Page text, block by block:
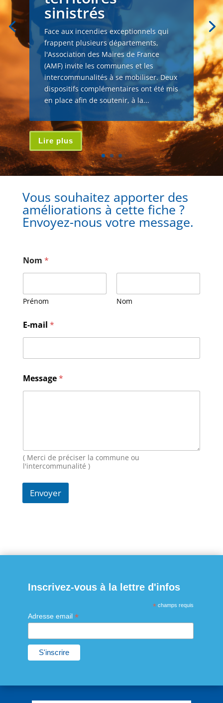
sinistrés
Face aux incendies exceptionnels qui
frappent plusieurs départements,
l'Association des Maires de France
(AMF) invite les communes et les
intercommunalités à se mobiliser. Deux
dispositifs complémentaires ont été mis
en place afin de soutenir, à la...
Lire plus
Vous souhaitez apporter des
améliorations à cette fiche ?
Envoyez-nous votre message.
Nom *
Prénom Nom
E-mail *
o
m
*
Message*
( Merci de préciser la commune ou
l'intercommunalité )
Envoyer
Inscrivez-vous à la lettre d'infos
* champs requis
Adresse email *